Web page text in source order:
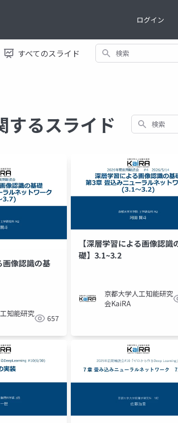
ログイン
すべてのスライド 検索
するスライド 検索
画像認識の基
知能研究
657
【深層学習による画像認識
礎】3.1~3.2
京都大学人工知能研究
会KaiRA